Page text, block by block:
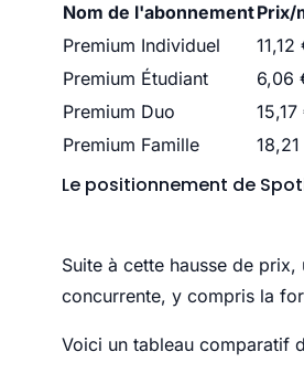
Nom de l'abonnementPrix/
Premium Individuel
11,12
Premium Étudiant
6,06
Premium Duo
15,17
Premium Famille
Le positionnement de
Suite à cette hausse de
concurrente, y compris la
Voici un tableau comparatif